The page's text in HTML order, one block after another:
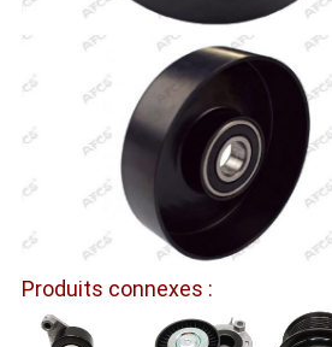
Produits connexes :